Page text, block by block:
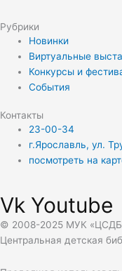
Рубрики
Новинки
Виртуальные
Конкурсы и
События
Контакты
23-00-34
г.Ярославль, ул.
посмотреть на
Vk Youtube
© 2008-2025 МУК «ЦСДБ
Центральная детская